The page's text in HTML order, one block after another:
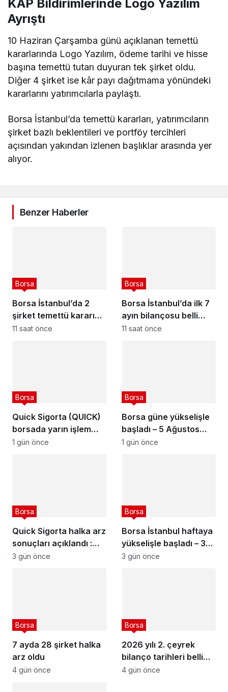
KAP Bildirimlerinde Logo Yazılım
Ayrıştı
10 Haziran Çarşamba günü açıklanan temettü
kararlarında Logo Yazılım, ödeme tarihi ve hisse
başına temettü tutarı duyuran tek şirket oldu.
Diğer 4 şirket ise kâr payı dağıtmama yönündeki
kararlarını yatırımcılarla paylaştı.
Borsa İstanbul’da temettü kararları, yatırımcıların
şirket bazlı beklentileri ve portföy tercihleri
açısından yakından izlenen başlıklar arasında yer
alıyor.
Benzer Haberler
Borsa İstanbul’da 2
şirket temettü kararını
açıkladı – 6 Ağustos
Borsa
11 saat önce
Borsa İstanbul’da ilk 7
ayın bilançosu belli
oldu
Borsa
11 saat önce
Quick Sigorta (QUICK)
borsada yarın işlem
görmeye başlayacak
Borsa
1 gün önce
Borsa güne yükselişle
başladı – 5 Ağustos
2026
Borsa
1 gün önce
Quick Sigorta halka arz
sonuçları açıklandı :
Quick Sigorta (QUICK)
Borsa
3 gün önce
Borsa İstanbul haftaya
yükselişle başladı – 3
Ağustos 2026
Borsa
3 gün önce
7 ayda 28 şirket halka
arz oldu
Borsa
4 gün önce
2026 yılı 2. çeyrek
bilanço tarihleri belli
olan şirketler
Borsa
4 gün önce